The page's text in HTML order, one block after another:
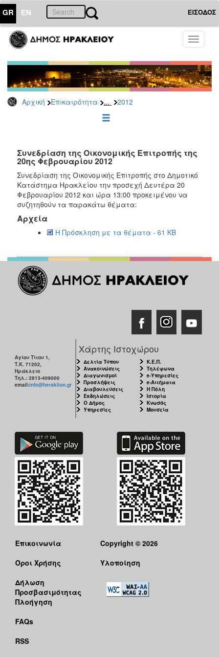
GR EN ΕΙΣΟΔΟΣ
Toggle
Αρχική Επικαιρότητα ... 2012
ΕΠΙΚΑΙΡΟΤΗΤΑ
Τύπου
Αρχείο
2026
2025
2022
2021
2020
2019
2018
2017
2015
2013
2012
ΔΗΜΟΤΗΣ
Συνεδρίαση της Οικονομικής Επιτροπής της
20ης Φεβρουαρίου 2012
Συνεδρίαση της Οικονομικής Επιτροπής στο Δημοτικό
Κατάστημα Ηρακλείου την προσεχή Δευτέρα 20
Φεβρουαρίου 2012 και ώρα 13:00 προκειμένου να
συζητηθούν τα παρακάτω θέματα:
Αρχεία
Η Πρόσκληση με τα θέματα - 61 KB
Αγίου Τίτου 1,
Τ.Κ. 71202,
Ηράκλειο
Τηλ.: 2813-409000
email:info@heraklion.gr
Χάρτης Ιστοχώρου
Δελτία Τύπου
Ανακοινώσεις
Διαγωνισμοί
Προσλήψεις
Διαβουλεύσεις
Εκδηλώσεις
Ο Δήμος
Υπηρεσίες
Κ.Ε.Π.
Τηλέφωνα
e-Υπηρεσίες
e-Αιτήματα
Η Πόλη
Ιστορία
Κνωσός
Μουσεία
Επικοινωνία
Όροι Χρήσης
Δήλωση
Προσβασιμότητας
Πλοήγηση
FAQs
RSS
Copyright © 2026
Υλοποίηση